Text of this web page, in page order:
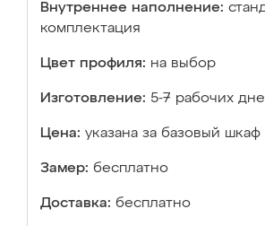
Внутреннее наполнение:
комплектация
Цвет профиля: на выбор
Изготовление: 5-7 рабочих
Цена: указана за базовый шкаф
Замер: бесплатно
Доставка: бесплатно